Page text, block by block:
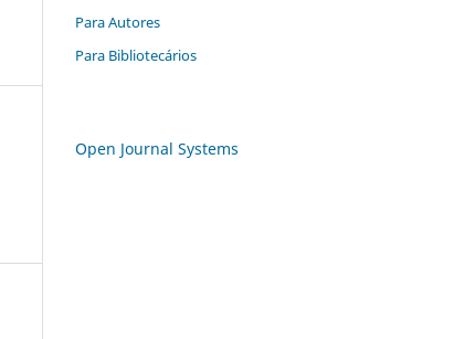
Para Autores
Para Bibliotecários
Open Journal Systems